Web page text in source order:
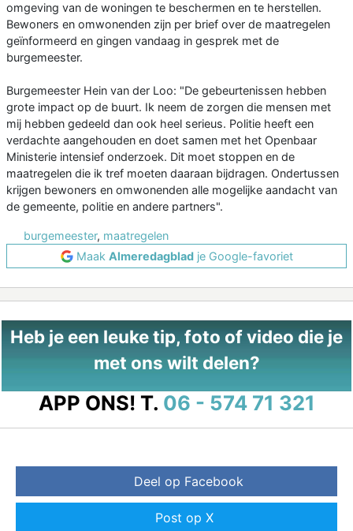
omgeving van de woningen te beschermen en te herstellen.
Bewoners en omwonenden zijn per brief over de maatregelen
geïnformeerd en gingen vandaag in gesprek met de
burgemeester.
Burgemeester Hein van der Loo: "De gebeurtenissen hebben
grote impact op de buurt. Ik neem de zorgen die mensen met
mij hebben gedeeld dan ook heel serieus. Politie heeft een
verdachte aangehouden en doet samen met het Openbaar
Ministerie intensief onderzoek. Dit moet stoppen en de
maatregelen die ik tref moeten daaraan bijdragen. Ondertussen
krijgen bewoners en omwonenden alle mogelijke aandacht van
de gemeente, politie en andere partners".
burgemeester, maatregelen
Maak Almeredagbladje Google-favoriet
Heb je een leuke tip, foto of video die je
met ons wilt delen?
APP ONS! T. 06 - 574 71 321
Deel op Facebook
Post op X